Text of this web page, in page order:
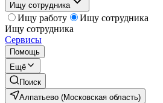
Ищу сотрудника
Ищу работу
Ищу сотрудника
Ищу сотрудника
Сервисы
Помощь
Ещё
Поиск
Алпатьево (Московская область)